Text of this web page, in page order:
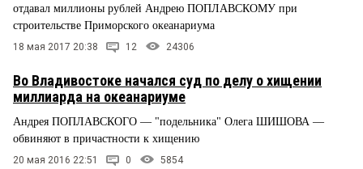
отдавал миллионы рублей Андрею ПОПЛАВСКОМУ при
строительстве Приморского океанариума
18 мая 2017 20:38 12 24306
Во Владивостоке начался суд по делу о хищении
миллиарда на океанариуме
Андрея ПОПЛАВСКОГО — "подельника" Олега ШИШОВА —
обвиняют в причастности к хищению
20 мая 2016 22:51 0 5854